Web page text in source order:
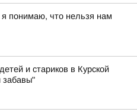
понимаю, что нельзя нам
и стариков в Курской
забавы"